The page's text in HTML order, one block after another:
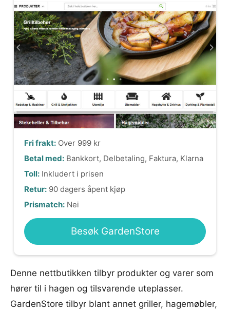
Fri frakt: Over 999 kr
Betal med: Bankkort, Delbetaling, Faktura, Klarna
Toll: Inkludert i prisen
Retur: 90 dagers åpent kjøp
Prismatch: Nei
Besøk GardenStore
Denne nettbutikken tilbyr produkter og varer som
hører til i hagen og tilsvarende uteplasser.
GardenStore tilbyr blant annet griller, hagemøbler,